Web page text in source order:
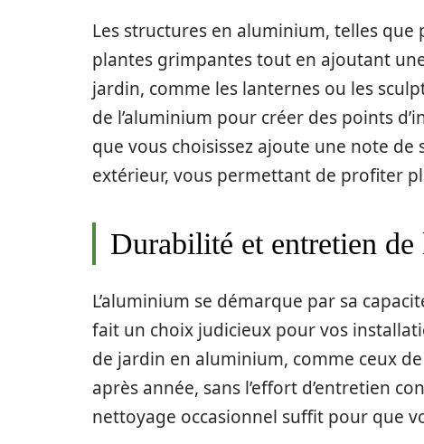
Les structures en aluminium, telles
plantes grimpantes tout en ajoutant
jardin, comme les lanternes ou les
de l’aluminium pour créer des points
que vous choisissez ajoute une note
extérieur, vous permettant de profiter
Durabilité et entretien de
L’aluminium se démarque par sa
fait un choix judicieux pour vos
de jardin en aluminium, comme ceux de
après année, sans l’effort d’entretien
nettoyage occasionnel suffit pour que